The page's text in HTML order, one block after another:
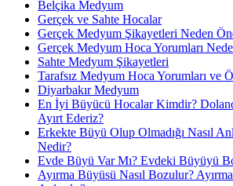
Belçika Medyum
Gerçek ve Sahte Hocalar
Gerçek Medyum Şikayetleri Neden
Gerçek Medyum Hoca Yorumları
Sahte Medyum Şikayetleri
Tarafsız Medyum Hoca Yorumları ve
Diyarbakır Medyum
En İyi Büyücü Hocalar Kimdir?
Ayırt Ederiz?
Erkekte Büyü Olup Olmadığı Nasıl
Nedir?
Evde Büyü Var Mı? Evdeki Büyüyü
Ayırma Büyüsü Nasıl Bozulur?